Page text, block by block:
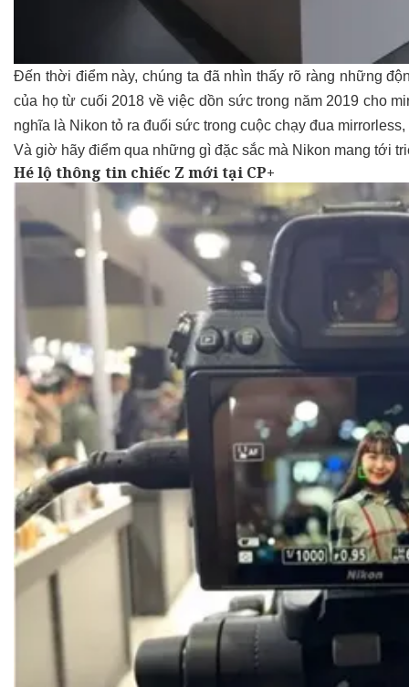
Đến thời điểm này, chúng ta đã nhìn thấy rõ ràng những
của họ từ cuối 2018 về việc dồn sức trong năm 2019 cho
nghĩa là Nikon tỏ ra đuối sức trong cuộc chạy đua
Và giờ hãy điểm qua những gì đặc sắc mà Nikon mang tới
Hé lộ thông tin chiếc Z mới tại CP+